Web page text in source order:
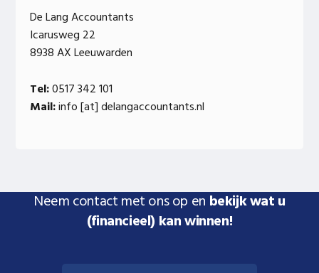
De Lang Accountants
Icarusweg 22
8938 AX Leeuwarden
Tel:0517 342 101
Mail:info [at] delangaccountants.nl
Neem contact met ons op en bekijk wat u
(financieel) kan winnen!